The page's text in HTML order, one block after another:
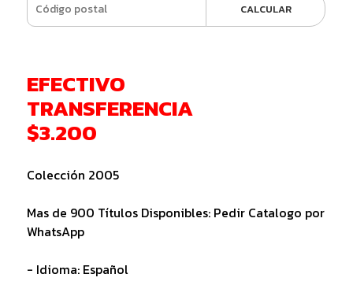
CALCULAR
EFECTIVO
TRANSFERENCIA
$3.200
Colección 2005
Mas de 900 Títulos Disponibles: Pedir Catalogo por
WhatsApp
- Idioma: Español